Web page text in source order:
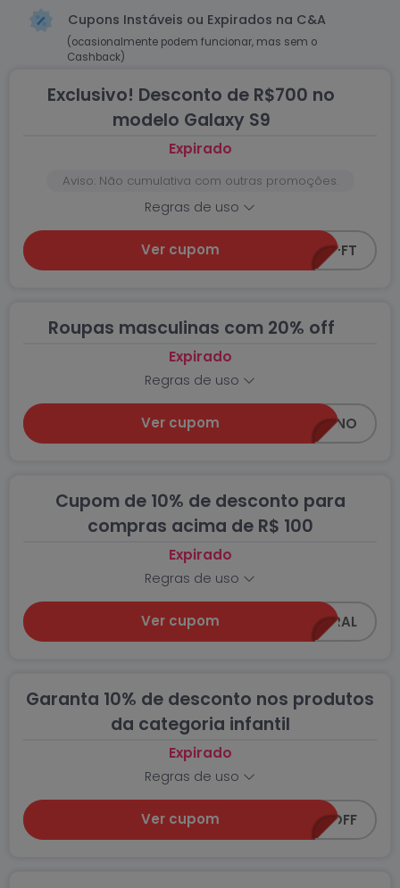
Cupons Instáveis ou Expirados na C&A
(ocasionalmente podem funcionar, mas sem o
Cashback)
Exclusivo! Desconto de R$700 no
modelo Galaxy S9
Expirado
Aviso: Não cumulativa com outras promoções.
Regras de uso
Ver cupom CEA-S9-FT
Roupas masculinas com 20% off
Expirado
Regras de uso
Ver cupom 20OFF-MASCULINO
Cupom de 10% de desconto para
compras acima de R$ 100
Expirado
Regras de uso
Ver cupom C0218-GERAL
Garanta 10% de desconto nos produtos
da categoria infantil
Expirado
Regras de uso
Ver cupom SUPER-10OFF